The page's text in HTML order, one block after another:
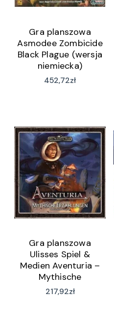
Gra planszowa
Asmodee Zombicide
Black Plague (wersja
niemiecka)
452,72zł
Gra planszowa
Ulisses Spiel &
Medien Aventuria –
Mythische
Geschichten Box
217,92zł